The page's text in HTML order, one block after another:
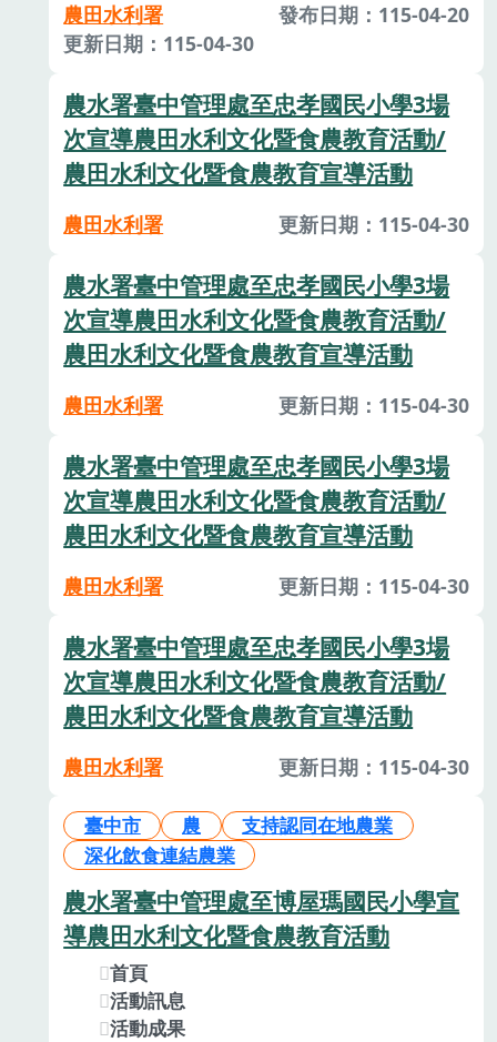
農田水利署
發布日期：115-04-20
更新日期：115-04-30
農水署臺中管理處至忠孝國民小學3場
次宣導農田水利文化暨食農教育活動/
農田水利文化暨食農教育宣導活動
農田水利署 更新日期：115-04-30
農水署臺中管理處至忠孝國民小學3場
次宣導農田水利文化暨食農教育活動/
農田水利文化暨食農教育宣導活動
農田水利署 更新日期：115-04-30
農水署臺中管理處至忠孝國民小學3場
次宣導農田水利文化暨食農教育活動/
農田水利文化暨食農教育宣導活動
農田水利署 更新日期：115-04-30
農水署臺中管理處至忠孝國民小學3場
次宣導農田水利文化暨食農教育活動/
農田水利文化暨食農教育宣導活動
農田水利署 更新日期：115-04-30
臺中市 農
支持認同在地農業
深化飲食連結農業
農水署臺中管理處至博屋瑪國民小學宣
導農田水利文化暨食農教育活動
首頁
活動訊息
活動成果